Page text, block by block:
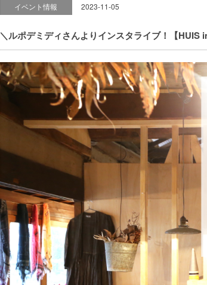
イベント情報 2023-11-05
＼ルポデミディさんよりインスタライブ！【